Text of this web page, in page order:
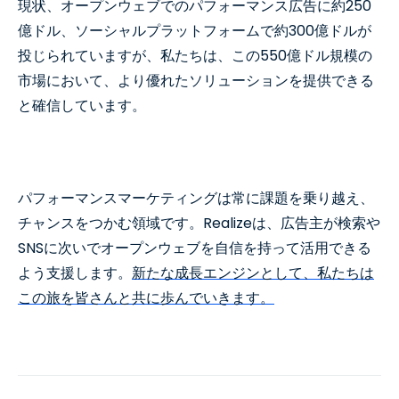
現状、オープンウェブでのパフォーマンス広告に約250
億ドル、ソーシャルプラットフォームで約300億ドルが
投じられていますが、私たちは、この550億ドル規模の
市場において、より優れたソリューションを提供できる
と確信しています。
パフォーマンスマーケティングは常に課題を乗り越え、
チャンスをつかむ領域です。Realizeは、広告主が検索や
SNSに次いでオープンウェブを自信を持って活用できる
よう支援します。 新たな成長エンジンとして、私たちは
この旅を皆さんと共に歩んでいきます。